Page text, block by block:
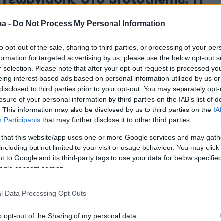
- Do Not Process My Personal Information
opt-out of the sale, sharing to third parties, or processing of your
for targeted advertising by us, please use the below opt-out
selection. Please note that after your opt-out request is processed
interest-based ads based on personal information utilized by us
to third parties prior to your opt-out. You may separately
of your personal information by third parties on the IAB’s list of
This information may also be disclosed by us to third parties on the
Participants that may further disclose it to other third parties.
that this website/app uses one or more Google services and may
but not limited to your visit or usage behaviour. You may
to Google and its third-party tags to use your data for below
consent section.
Data Processing Opt Outs
opt-out of the Sharing of my personal data.
40%, ο Τσίπρας μου
για πολιτική
Έχει πρόβλημα η κοπέλα - Για
Ας παίξει ΠΡΟ.ΠΟ, δεν κάνει για πολιτικός - Για
Αν είχε πολιτική εμπειρία θα αποσυρόταν μετά από
συγκέντρωσή της - Πώς πήρε την απόφαση για
Ο Ανδρουλάκης αφήνει
υπονοούμενα για τους
για να δείτε πώς πέφτουν οι
95